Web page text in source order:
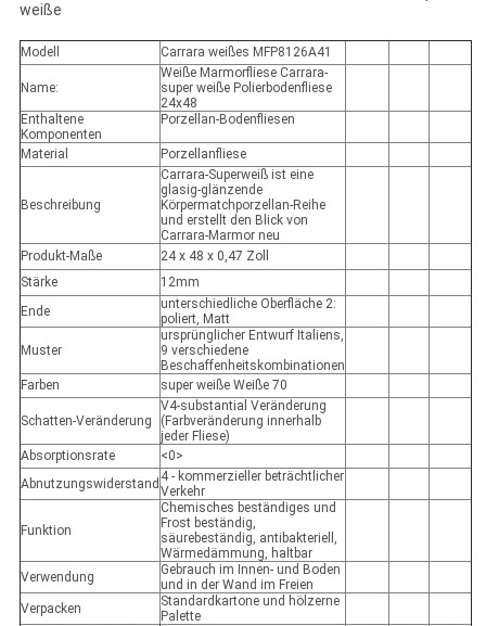
weiße
Modell Carrara weißes MFP8126A41
Name:
Weiße Marmorfliese Carrara-
super weiße Polierbodenfliese
24x48
Enthaltene
Komponenten
Porzellan-Bodenfliesen
Material Porzellanfliese
Beschreibung
Carrara-Superweiß ist eine
glasig-glänzende
Körpermatchporzellan-Reihe
und erstellt den Blick von
Carrara-Marmor neu
Produkt-Maße
24 x 48 x 0,47 Zoll
Stärke
12mm
Ende
unterschiedliche Oberfläche 2:
poliert, Matt
Muster
ursprünglicher Entwurf Italiens,
9 verschiedene
Beschaffenheitskombinationen
Farben
super weiße Weiße 70
Schatten-Veränderung
V4-substantial Veränderung
(Farbveränderung innerhalb
jeder Fliese)
Absorptionsrate
<0>
Abnutzungswiderstand 4 - kommerzieller beträchtlicher
Verkehr
Funktion
Chemisches beständiges und
Frost beständig,
säurebeständig, antibakteriell,
Wärmedämmung, haltbar
Verwendung
Gebrauch im Innen- und Boden
und in der Wand im Freien
Verpacken
Standardkartone und hölzerne
Palette